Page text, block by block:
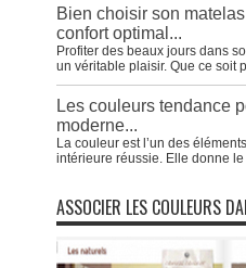
Bien choisir son
confort optimal...
Profiter des beaux jours dans
un véritable plaisir. Que ce soit p
Les couleurs tendance
moderne...
La couleur est l’un des
intérieure réussie. Elle donne le
ASSOCIER LES COULEURS